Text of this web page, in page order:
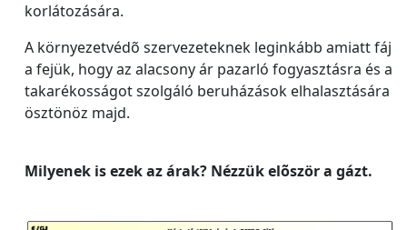
korlátozására.
A környezetvédõ szervezeteknek leginkább amiatt fáj
a fejük, hogy az alacsony ár pazarló fogyasztásra és a
takarékosságot szolgáló beruházások elhalasztására
ösztönöz majd.
Milyenek is ezek az árak? Nézzük elõször a gázt.